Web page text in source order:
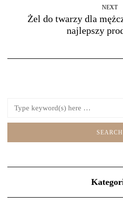
NEXT
Żel do twarzy dla
najlepszy